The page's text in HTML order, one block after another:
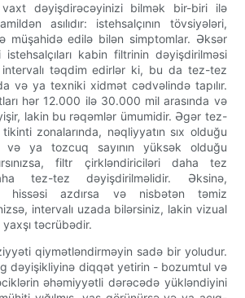
dəyişdirəcəyinizi bilmək bir-biri ilə
asılıdır: istehsalçının tövsiyələri,
müşahidə edilə bilən simptomlar. Əksər
kabin filtrinin dəyişdirilməsi
təqdim edirlər ki, bu da tez-tez
və ya texniki xidmət cədvəlində tapılır.
hər 12.000 ilə 30.000 mil arasında və
lakin bu rəqəmlər ümumidir. Əgər tez-
zonalarında, nəqliyyatın sıx olduğu
və ya tozcuq sayının yüksək olduğu
filtr çirkləndiriciləri daha tez
tez-tez dəyişdirilməlidir. Əksinə,
hissəsi azdırsa və nisbətən təmiz
intervalı uzada bilərsiniz, lakin vizual
təcrübədir.
qiymətləndirməyin sadə bir yoludur.
dəyişikliyinə diqqət yetirin - bozumtul və
əhəmiyyətli dərəcədə yükləndiyini